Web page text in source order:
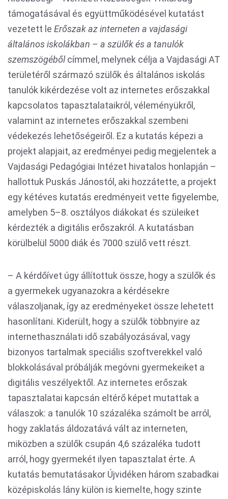
támogatásával és együttműködésével kutatást
vezetett le Erőszak az interneten a vajdasági
általános iskolákban – a szülők és a tanulók
szemszögébőlcímmel, melynek célja a Vajdasági AT
területéről származó szülők és általános iskolás
tanulók kikérdezése volt az internetes erőszakkal
kapcsolatos tapasztalataikról, véleményükről,
valamint az internetes erőszakkal szembeni
védekezés lehetőségeiről. Ez a kutatás képezi a
projekt alapjait, az eredményei pedig megjelentek a
Vajdasági Pedagógiai Intézet hivatalos honlapján –
hallottuk Puskás Jánostól, aki hozzátette, a projekt
egy kétéves kutatás eredményeit vette figyelembe,
amelyben 5–8. osztályos diákokat és szüleiket
kérdezték a digitális erőszakról. A kutatásban
körülbelül 5000 diák és 7000 szülő vett részt.
– A kérdőívet úgy állítottuk össze, hogy a szülők és
a gyermekek ugyanazokra a kérdésekre
válaszoljanak, így az eredményeket össze lehetett
hasonlítani. Kiderült, hogy a szülők többnyire az
internethasználati idő szabályozásával, vagy
bizonyos tartalmak speciális szoftverekkel való
blokkolásával próbálják megóvni gyermekeiket a
digitális veszélyektől. Az internetes erőszak
tapasztalatai kapcsán eltérő képet mutattak a
válaszok: a tanulók 10 százaléka számolt be arról,
hogy zaklatás áldozatává vált az interneten,
miközben a szülők csupán 4,6 százaléka tudott
arról, hogy gyermekét ilyen tapasztalat érte. A
kutatás bemutatásakor Újvidéken három szabadkai
középiskolás lány külön is kiemelte, hogy szinte